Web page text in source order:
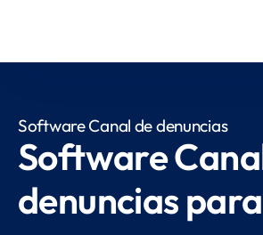
Inicio
Ayuda
Presupuesto
Software Canal de denuncias
Software
denuncias para